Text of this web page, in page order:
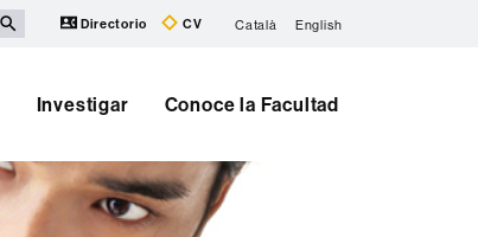
Directorio CV Català English
Investigar Conoce la Facultad